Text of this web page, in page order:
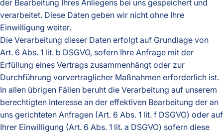
der Bearbeitung Ihres Anliegens bei uns gespeichert und
verarbeitet. Diese Daten geben wir nicht ohne Ihre
Einwilligung weiter.
Die Verarbeitung dieser Daten erfolgt auf Grundlage von
Art. 6 Abs. 1 lit. b DSGVO, sofern Ihre Anfrage mit der
Erfüllung eines Vertrags zusammenhängt oder zur
Durchführung vorvertraglicher Maßnahmen erforderlich ist.
In allen übrigen Fällen beruht die Verarbeitung auf unserem
berechtigten Interesse an der effektiven Bearbeitung der an
uns gerichteten Anfragen (Art. 6 Abs. 1 lit. f DSGVO) oder auf
Ihrer Einwilligung (Art. 6 Abs. 1 lit. a DSGVO) sofern diese